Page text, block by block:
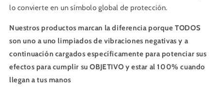
lo convierte en un símbolo global de protección.
Nuestros productos marcan la diferencia porque TODOS
son uno a uno limpiados de vibraciones negativas y a
continuación cargados específicamente para potenciar sus
efectos para cumplir su OBJETIVO y estar al 100% cuando
llegan a tus manos